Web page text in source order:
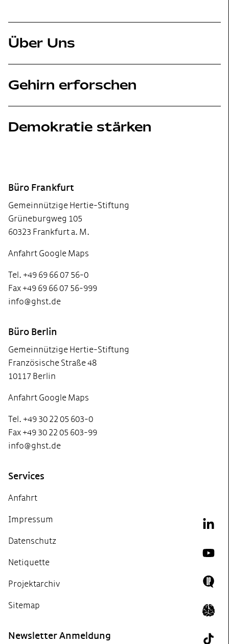
Über Uns
Gehirn erforschen
Demokratie stärken
Büro Frankfurt
Gemeinnützige Hertie-Stiftung
Grüneburgweg 105
60323 Frankfurt a. M.
Anfahrt Google Maps
Tel. +49 69 66 07 56-0
Fax +49 69 66 07 56-999
info@ghst.de
Büro Berlin
Gemeinnützige Hertie-Stiftung
Französische Straße 48
10117 Berlin
Anfahrt Google Maps
Tel. +49 30 22 05 603-0
Fax +49 30 22 05 603-99
info@ghst.de
Services
Anfahrt
Impressum
Datenschutz
Netiquette
Projektarchiv
Sitemap
Newsletter Anmeldung
Icon